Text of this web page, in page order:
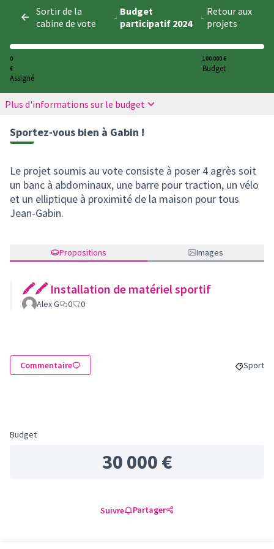
Sortir de la
cabine de vote
- Budget
participatif 2024
- Retour aux
projets
0
€
Assigné
100 000 €
Budget
Plus d'informations sur le budget
Sportez-vous bien à Gabin !
Le projet soumis au vote consiste à poser 4 agrès soit
un banc à abdominaux, une barre pour traction, un vélo
et un elliptique à proximité de la maison pour tous
Jean-Gabin.
Propositions Images
🖍🖍 Installation de matériel sportif
Alex G 0 0
Commentaire Filtrer
Sport
Budget
30 000 €
Suivre Partager
Panneau de gestion des cookies